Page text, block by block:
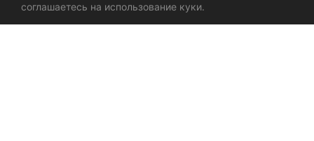
соглашаетесь на использование куки.